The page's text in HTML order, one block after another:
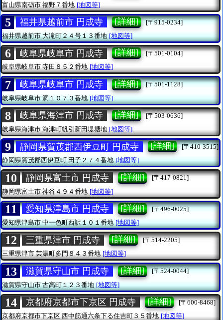
富山県南砺市 福野７番地 [地図等]
5 福井県越前市 円成寺 [詳細]
[〒915-0234]
福井県越前市大滝町２４号１３番地 [地図等]
6 岐阜県岐阜市 円成寺 [詳細]
[〒501-0104]
岐阜県岐阜市寺田８５２番地 [地図等]
7 岐阜県岐阜市 円成寺 [詳細]
[〒501-1128]
岐阜県岐阜市洞１０７３番地 [地図等]
8 岐阜県海津市 円成寺 [詳細]
[〒503-0636]
岐阜県海津市 海津町帆引新田堤塘地 [地図等]
9 静岡県賀茂郡西伊豆町 円成寺 [詳細]
[〒410-3515]
静岡県賀茂郡西伊豆町田子２７４番地 [地図等]
10 静岡県富士市 円成寺 [詳細]
[〒417-0821]
静岡県富士市 神谷４９４番地 [地図等]
11 愛知県津島市 円成寺 [詳細]
[〒496-0025]
愛知県津島市中一色町西訳１０１番地 [地図等]
12 三重県津市 円成寺 [詳細]
[〒514-2205]
三重県津市芸濃町多門８４３番地 [地図等]
13 滋賀県守山市 円成寺 [詳細]
[〒524-0044]
滋賀県守山市古高町１２３番地 [地図等]
14 京都府京都市下京区 円成寺 [詳細]
[〒600-8468]
京都府京都市下京区 西中筋通六条下る住吉町３５番地 [地図等]